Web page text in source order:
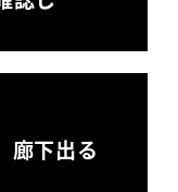
下出る